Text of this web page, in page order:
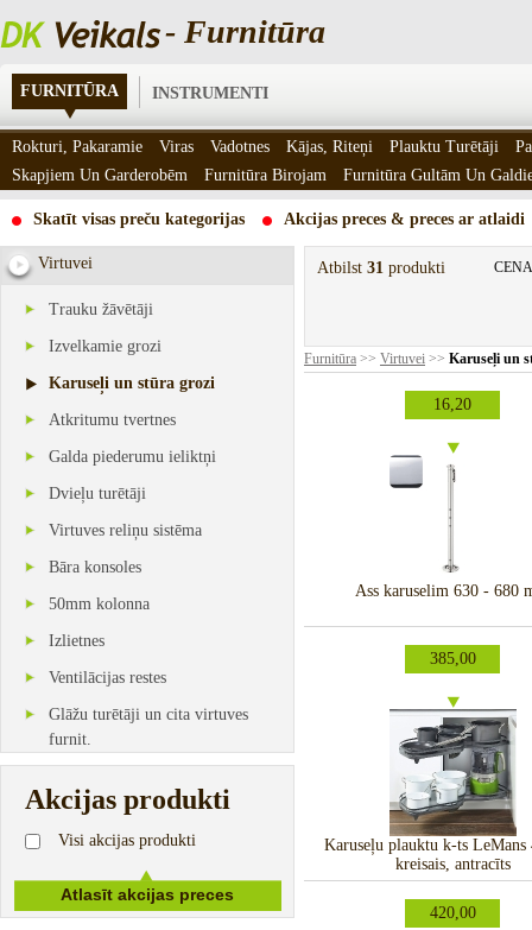
- Furnitūra
FURNITŪRA INSTRUMENTI
Skatīt visas preču kategorijas Akcijas preces & preces ar atlaidi
Virtuvei
Trauku žāvētāji
Izvelkamie grozi
Karuseļi un stūra grozi
Atkritumu tvertnes
Galda piederumu ieliktņi
Dvieļu turētāji
Virtuves reliņu sistēma
Bāra konsoles
50mm kolonna
Izlietnes
Ventilācijas restes
Glāžu turētāji un cita virtuves
furnit.
Akcijas produkti
Visi akcijas produkti
Atbilst 31 produkti
Furnitūra >> Virtuvei >> Karuseļi un
16,20
Ass karuselim 630 - 680
385,00
Karuseļu plauktu k-ts LeMans
kreisais, antracīts
420,00
Rokturi, Pakaramie Viras Vadotnes Kājas, Riteņi Plauktu Turētāji
Skapjiem Un Garderobēm
Furnitūra Birojam Furnitūra Gultām Un